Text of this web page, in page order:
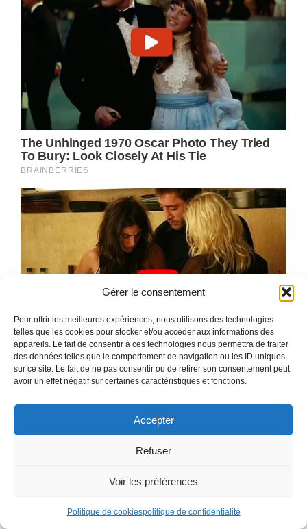
Gérer le consentement
Pour offrir les meilleures expériences, nous utilisons des technologies
telles que les cookies pour stocker et/ou accéder aux informations des
appareils. Le fait de consentir à ces technologies nous permettra de traiter
des données telles que le comportement de navigation ou les ID uniques
sur ce site. Le fait de ne pas consentir ou de retirer son consentement peut
avoir un effet négatif sur certaines caractéristiques et fonctions.
Accepter
Refuser
Voir les préférences
Politique de cookiespolitique de confidentialité